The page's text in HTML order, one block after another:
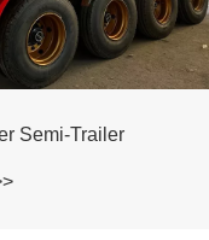
Semi-Trailer